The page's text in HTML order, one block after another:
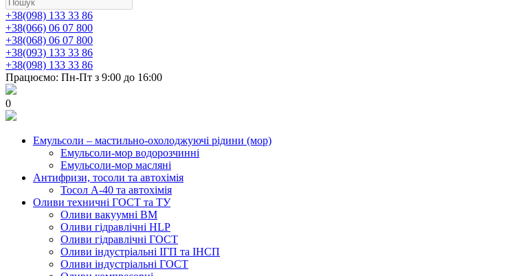
+38(098) 133 33 86
+38(066) 06 07 800
+38(068) 06 07 800
+38(093) 133 33 86
+38(098) 133 33 86
Працюємо: Пн-Пт з 9:00 до 16:00
0
Емульсоли – мастильно-охолоджуючі рідини (мор)
Емульсоли-мор водорозчинні
Емульсоли-мор масляні
Антифризи, тосоли та автохімія
Тосол А-40 та автохімія
Оливи техничні ГОСТ та ТУ
Оливи вакуумні ВМ
Оливи гідравлічні HLP
Оливи гідравлічні ГОСТ
Оливи індустріальні ІГП та ІНСП
Оливи індустріальні ГОСТ